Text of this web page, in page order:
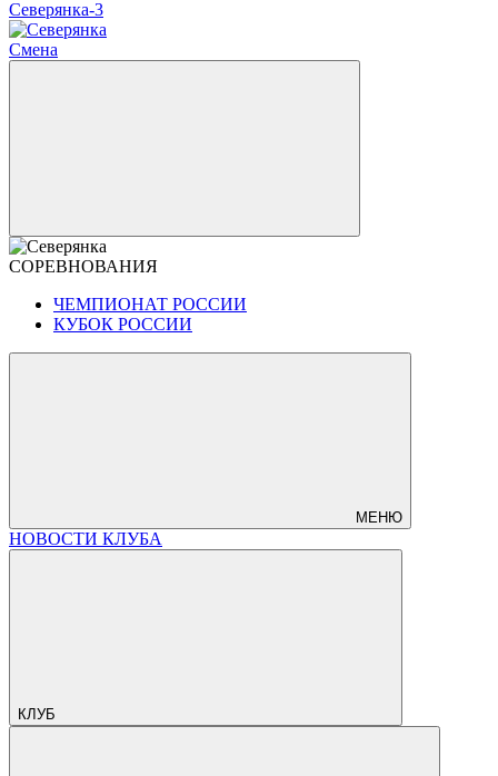
Северянка-3
Смена
СОРЕВНОВАНИЯ
ЧЕМПИОНАТ РОССИИ
КУБОК РОССИИ
МЕНЮ
НОВОСТИ КЛУБА
КЛУБ